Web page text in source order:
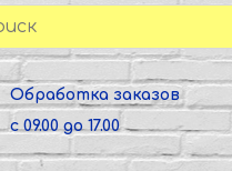
Обработка заказов
с 09.00 до 17.00